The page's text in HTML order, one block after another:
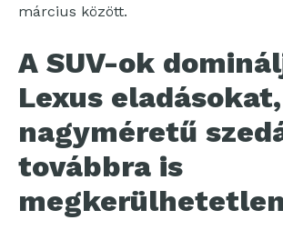
március között.
A SUV-ok
Lexus
nagyméretű
továbbra is
megkerülhetetlen